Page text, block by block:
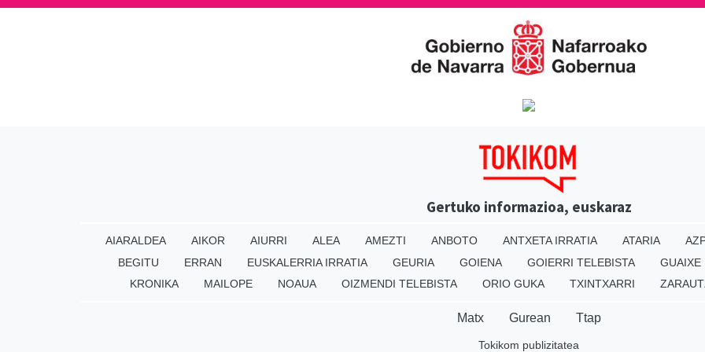
Gertuko informazioa, euskaraz
AIARALDEA AIKOR AIURRI ALEA AMEZTI ANBOTO ANTXETA IRRATIA ATARIA
BEGITU
ERRAN EUSKALERRIA IRRATIA GEURIA GOIENA GOIERRI TELEBISTA
GUAIXE
KRONIKA
MAILOPE NOAUA OIZMENDI TELEBISTA ORIO GUKA TXINTXARRI
Matx Gurean Ttap
Tokikom publizitatea